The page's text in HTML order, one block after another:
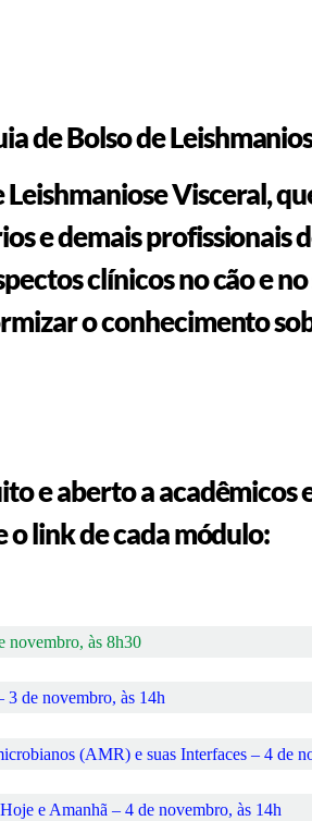
de Bolso de
Leishmaniose Visceral,
e demais profissionais
clínicos no cão e
o conhecimento
e aberto a acadêmicos
o link de cada módulo:
novembro, às 8h30
3 de novembro, às 14h
(AMR) e suas Interfaces – 4 de
e Amanhã – 4 de novembro, às 14h